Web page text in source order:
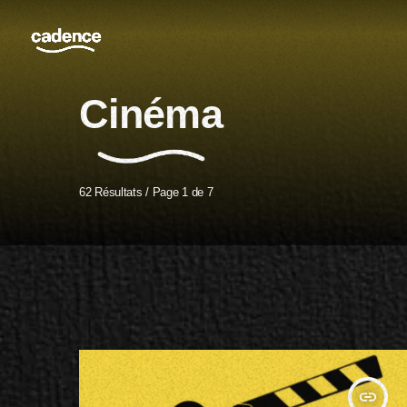
Cinéma
62 Résultats / Page 1 de 7
insert_link